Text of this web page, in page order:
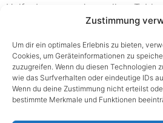
Zustimmung
Um dir ein optimales Erlebnis zu bieten,
Cookies, um Geräteinformationen zu
zuzugreifen. Wenn du diesen Technologien
wie das Surfverhalten oder eindeutige IDs
Wenn du deine Zustimmung nicht erteilst
bestimmte Merkmale und Funktionen
Helfenberger und vor allem Tobias
Christy spielen mit Temperament
Selbstbewusstsein wächst, seine
jedes Mal ein bisschen brutaler.
Dumm nur, dass dann der
Vater auftaucht. (…)